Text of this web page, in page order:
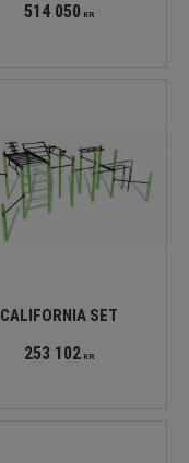
514 050KR
CALIFORNIA SET
253 102KR